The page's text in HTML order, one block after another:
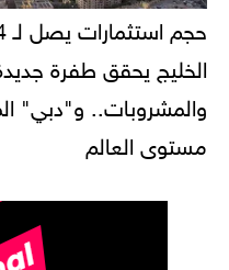
الخليج يحقق طفرة
والمشروبات.. و"دبي"
مستوى العالم